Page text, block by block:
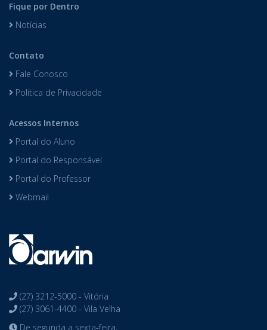
Fique por Dentro
Notícias
Contato
Fale Conosco
Política de Privacidade
Acessos Internos
Portal do Aluno
Portal do Responsável
Portal do Professor
Webmail
(27) 3212-5000 - Vitória
(27) 3061-4400 - Vila Velha
De segunda a sexta-feira,